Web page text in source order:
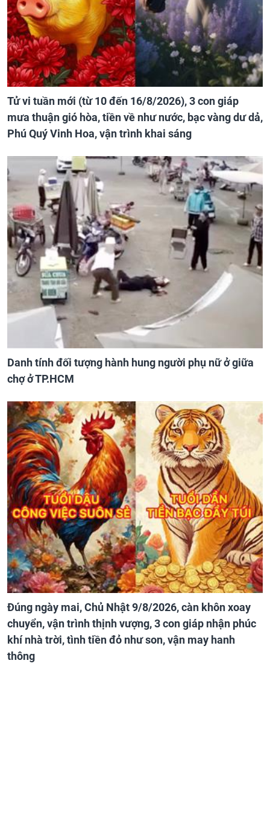
Tử vi tuần mới (từ 10 đến 16/8/2026), 3 con giáp
mưa thuận gió hòa, tiền về như nước, bạc vàng dư dả,
Phú Quý Vinh Hoa, vận trình khai sáng
Danh tính đối tượng hành hung người phụ nữ ở giữa
chợ ở TP.HCM
Đúng ngày mai, Chủ Nhật 9/8/2026, càn khôn xoay
chuyển, vận trình thịnh vượng, 3 con giáp nhận phúc
khí nhà trời, tình tiền đỏ như son, vận may hanh
thông